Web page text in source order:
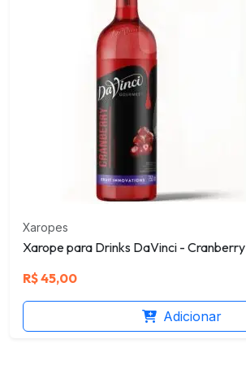
Xaropes
Xarope para Drinks DaVinci - Cranberry
R$45,00
Adicionar